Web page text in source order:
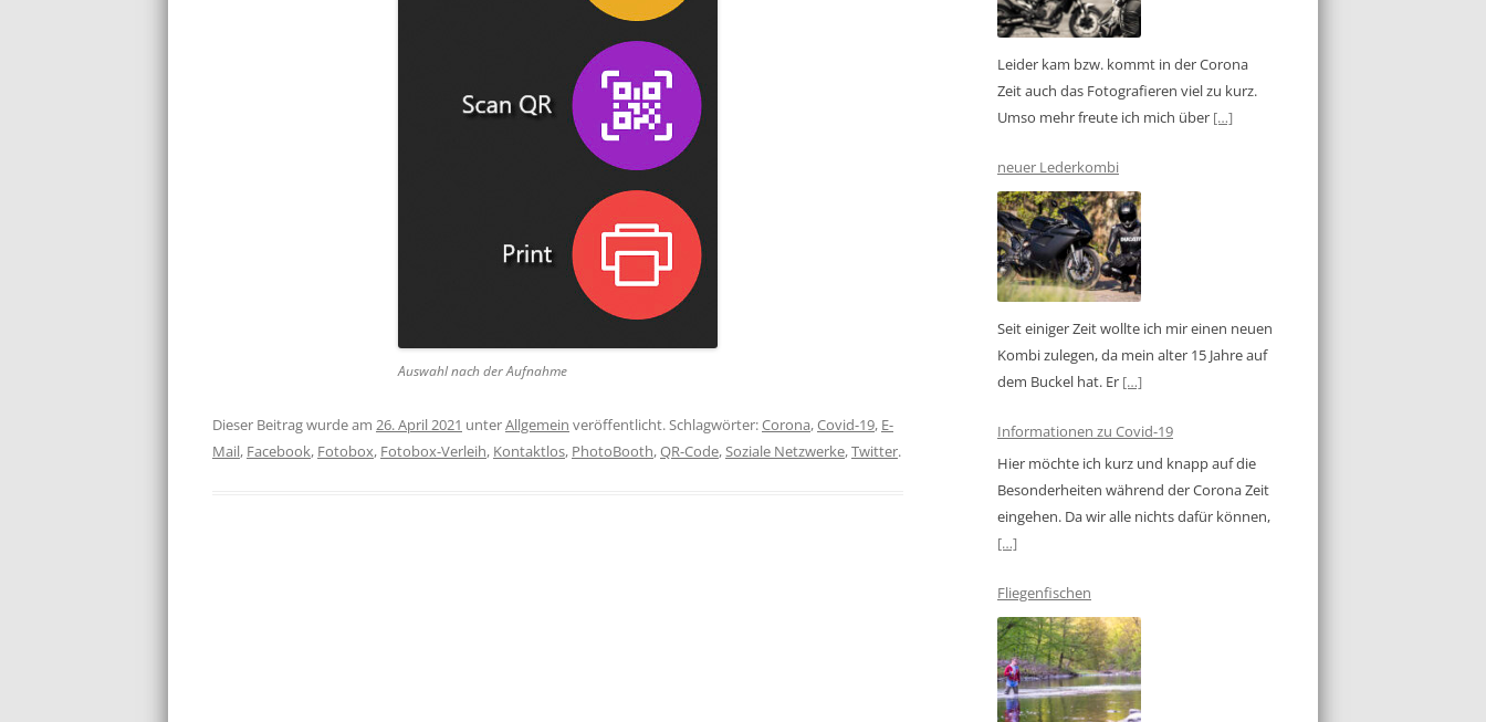
Auswahl nach der Aufnahme
Dieser Beitrag wurde am 26. April 2021 unterAllgemein veröffentlicht. Schlagwörter:Corona,Covid-19, E-
Mail, Facebook, Fotobox, Fotobox-Verleih, Kontaktlos, PhotoBooth,QR-Code,Soziale Netzwerke,Twitter.
Leider kam bzw. kommt in der Corona
Zeit auch das Fotografieren viel zu kurz.
Umso mehr freute ich mich über […]
neuer Lederkombi
Seit einiger Zeit wollte ich mir einen neuen
Kombi zulegen, da mein alter 15 Jahre auf
dem Buckel hat. Er […]
Informationen zu Covid-19
Hier möchte ich kurz und knapp auf die
Besonderheiten während der Corona Zeit
eingehen. Da wir alle nichts dafür können,
[…]
Fliegenfischen